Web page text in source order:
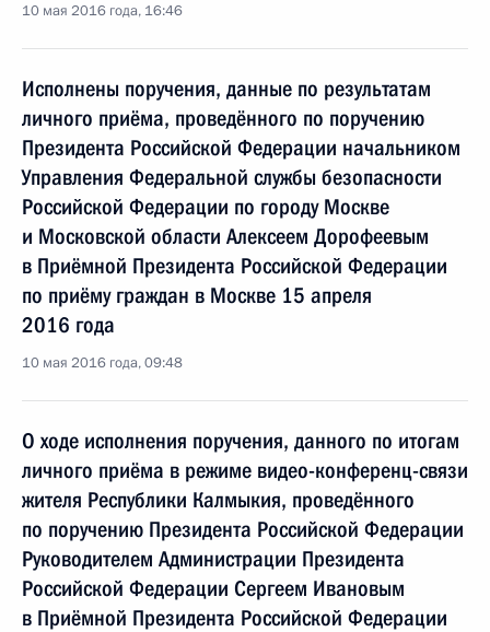
10 мая 2016 года, 16:46
Исполнены поручения, данные по результатам
личного приёма, проведённого по поручению
Президента Российской Федерации начальником
Управления Федеральной службы безопасности
Российской Федерации по городу Москве
и Московской области Алексеем Дорофеевым
в Приёмной Президента Российской Федерации
по приёму граждан в Москве 15 апреля
2016 года
10 мая 2016 года, 09:48
О ходе исполнения поручения, данного по итогам
личного приёма в режиме видео-конференц-связи
жителя Республики Калмыкия, проведённого
по поручению Президента Российской Федерации
Руководителем Администрации Президента
Российской Федерации Сергеем Ивановым
в Приёмной Президента Российской Федерации